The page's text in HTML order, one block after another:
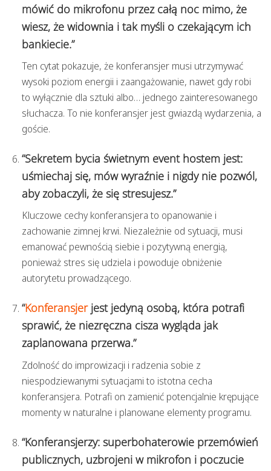
mówić do mikrofonu przez całą noc mimo, że
wiesz, że widownia i tak myśli o czekającym ich
bankiecie.”
Ten cytat pokazuje, że konferansjer musi utrzymywać
wysoki poziom energii i zaangażowanie, nawet gdy robi
to wyłącznie dla sztuki albo… jednego zainteresowanego
słuchacza. To nie konferansjer jest gwiazdą wydarzenia, a
goście.
“Sekretem bycia świetnym event hostem jest:
uśmiechaj się, mów wyraźnie i nigdy nie pozwól,
aby zobaczyli, że się stresujesz.”
Kluczowe cechy konferansjera to opanowanie i
zachowanie zimnej krwi. Niezależnie od sytuacji, musi
emanować pewnością siebie i pozytywną energią,
ponieważ stres się udziela i powoduje obniżenie
autorytetu prowadzącego.
“Konferansjerjest jedyną osobą, która potrafi
sprawić, że niezręczna cisza wygląda jak
zaplanowana przerwa.”
Zdolność do improwizacji i radzenia sobie z
niespodziewanymi sytuacjami to istotna cecha
konferansjera. Potrafi on zamienić potencjalnie krępujące
momenty w naturalne i planowane elementy programu.
“Konferansjerzy: superbohaterowie przemówień
publicznych, uzbrojeni w mikrofon i poczucie